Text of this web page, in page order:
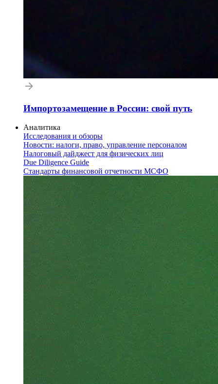
Импортозамещение в России: свой путь
Аналитика
Исследования и обзоры
Новости: налоги, право, управление персоналом
Налоговый дайджест для физических лиц
Due Diligence Guide
Стандарты финансовой отчетности МСФО